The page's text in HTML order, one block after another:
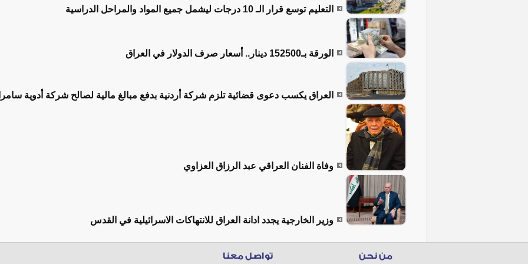
التعليم توسع قرار الـ 10 درجات ليشمل جميع المواد والمراحل الدراسية
الورقة بـ152500 دينار.. أسعار صرف الدولار في العراق
العراق يكسب دعوى قضائية تلزم شركة أردنية بدفع مبالغ مالية لصالح شركة أدوية
وفاة الفنان العراقي عبد الرزاق العزاوي
وزير الخارجية يجدد ادانة العراق للانتهاكات الاسرائيلية في القدس